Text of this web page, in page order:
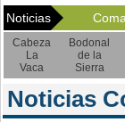
Noticias
Cabeza
La
Vaca
Bodonal
de la
Sierra
Noticias